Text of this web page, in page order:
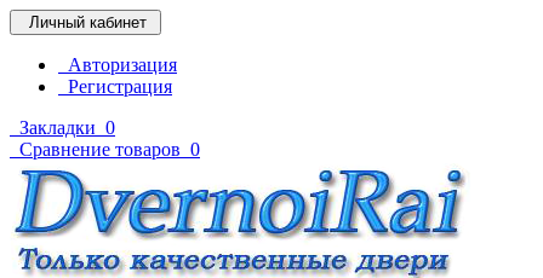
Личный кабинет
Авторизация
Регистрация
Закладки 0
Сравнение товаров 0